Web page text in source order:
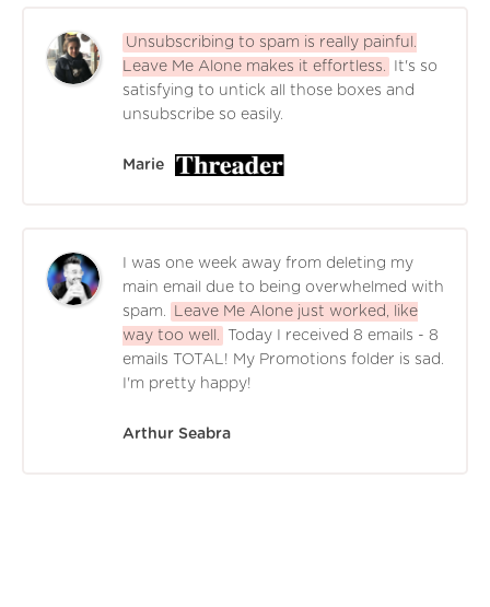
Unsubscribing to spam is really painful.
Leave Me Alone makes it effortless.
It's so
satisfying to untick all those boxes and
unsubscribe so easily.
Marie
I was one week away from deleting my
main email due to being overwhelmed with
spam.
Leave Me Alone just worked, like
way too well.
Today I received 8 emails - 8
emails TOTAL! My Promotions folder is sad.
I'm pretty happy!
Arthur Seabra